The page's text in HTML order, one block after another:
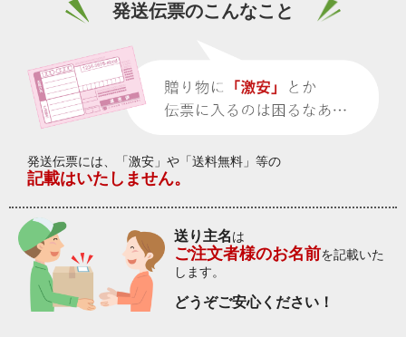
発送伝票のこんなこと
発送伝票には、「激安」や「送料無料」等の
記載はいたしません。
送り主名は
ご注文者様のお名前を記載いた
します。
どうぞご安心ください！